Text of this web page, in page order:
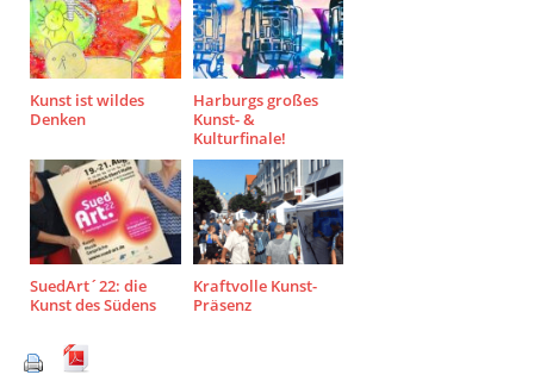
Kunst ist wildes
Denken
Harburgs großes
Kunst- &
Kulturfinale!
SuedArt´22: die
Kunst des Südens
Kraftvolle Kunst-
Präsenz